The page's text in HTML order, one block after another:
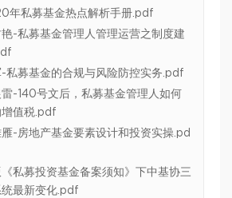
年私募基金热点解析手册.pdf
-私募基金管理人管理运营之制度建
私募基金的合规与风险防控实务.pdf
雷-140号文后，私募基金管理人如何
增值税.pdf
雁-房地产基金要素设计和投资实操.pd
《私募投资基金备案须知》下中基协三
统最新变化.pdf